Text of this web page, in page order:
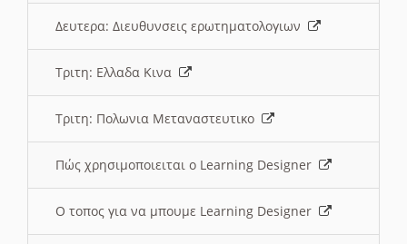
Δευτερα: Διευθυνσεις ερωτηματολογιων
Τριτη: Ελλαδα Κινα
Τριτη: Πολωνια Μεταναστευτικο
Πώς χρησιμοποιειται ο Learning Designer
O τοπος για να μπουμε Learning Designer